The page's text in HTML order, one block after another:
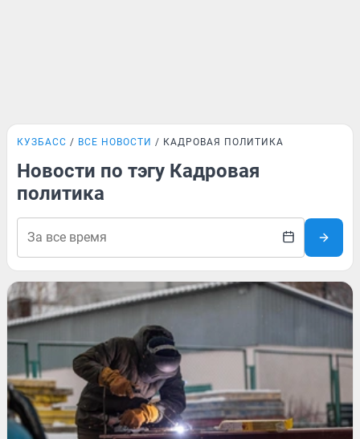
КУЗБАСС ВСЕ НОВОСТИ КАДРОВАЯ ПОЛИТИКА
Новости по тэгу Кадровая
политика